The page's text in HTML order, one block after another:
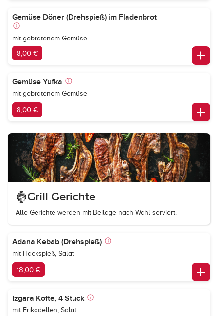
Gemüse Döner (Drehspieß) im Fladenbrot
mit gebratenem Gemüse
8,00 €
Gemüse Yufka
mit gebratenem Gemüse
8,00 €
Grill Gerichte
Alle Gerichte werden mit Beilage nach Wahl serviert.
Adana Kebab (Drehspieß)
mit Hackspieß, Salat
18,00 €
Izgara Köfte, 4 Stück
mit Frikadellen, Salat